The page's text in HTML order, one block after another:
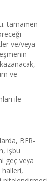
tamamen
ve/veya
ve
ile
BER-
işbu
geç veya